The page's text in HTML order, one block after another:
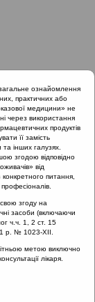
ознайомлення
практичних або
медицини» не
через використання
продуктів
її замість
інших галузях.
згодою відповідно
від
питання,
згоду на
засоби (включаючи
ч.ч. 1, 2 ст. 15
р. № 1023-XII.
метою виключно
лікаря.